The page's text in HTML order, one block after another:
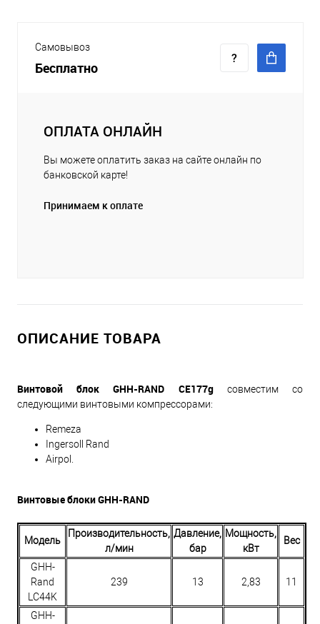
Самовывоз
Бесплатно
ОПЛАТА ОНЛАЙН
Вы можете оплатить заказ на сайте онлайн по
банковской карте!
Принимаем к оплате
ОПИСАНИЕ ТОВАРА
Винтовой блок GHH-RAND CE177g
совместим со
следующими винтовыми компрессорами:
Remeza
Ingersoll Rand
Airpol.
Винтовые блоки GHH-RAND
Модель
Производительность,
л/мин
Давление,
бар
Мощность,
кВт
Вес
GHH-
Rand
LC44K
239 13 2,83 11
GHH-